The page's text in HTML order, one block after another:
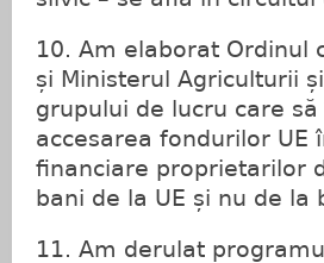
10. Am elaborat Ordinul
și Ministerul Agriculturii
grupului de lucru care
accesarea fondurilor UE
financiare proprietarilor
bani de la UE și nu de la
11. Am derulat